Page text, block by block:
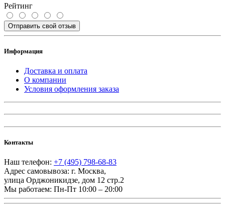
Рейтинг
Отправить свой отзыв
Информация
Доставка и оплата
О компании
Условия оформления заказа
Контакты
Наш телефон: +7 (495) 798-68-83
Адрес самовывоза: г. Москва,
улица Орджоникидзе, дом 12 стр.2
Мы работаем: Пн-Пт 10:00 – 20:00